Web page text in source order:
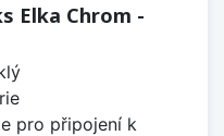
Elka Chrom -
pro připojení k